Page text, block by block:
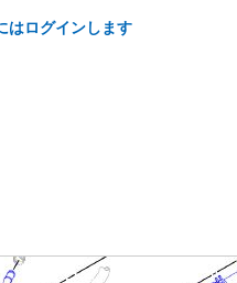
はログインします